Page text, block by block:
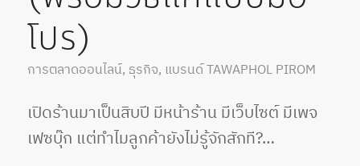
โปร)
การตลาดออนไลน์, ธุรกิจ, แบรนด์ TAWAPHOL PIROM
เปิดร้านมาเป็นสิบปี มีหน้าร้าน มีเว็บไซต์ มีเพจ
เฟซบุ๊ก แต่ทำไมลูกค้ายังไม่รู้จักสักที?…